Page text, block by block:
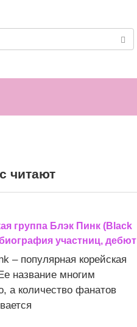
читают
группа Блэк Пинк (Black
участниц, дебют
– популярная корейская
название многим
а количество фанатов